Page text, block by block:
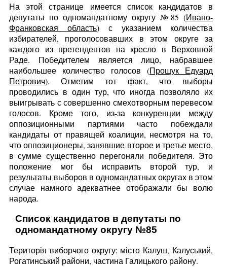
На этой странице имеется список кандидатов в
депутаты по одномандатному округу №85 (Ивано-
Франковская область) с указанием количества
избирателей, проголосовавших в этом округе за
каждого из претендентов на кресло в Верховной
Раде. Победителем является лицо, набравшее
наибольшее количество голосов (Прощук Едуард
Петрович). Отметим тот факт, что выборы
проводились в один тур, что иногда позволяло их
выигрывать с совершенно смехотворным перевесом
голосов. Кроме того, из-за конкуренции между
оппозиционными партиями часто побеждали
кандидаты от правящей коалиции, несмотря на то,
что оппозиционеры, занявшие второе и третье место,
в сумме существенно перегоняли победителя. Это
положение мог бы исправить второй тур, и
результаты выборов в одномандатных округах в этом
случае намного адекватнее отображали бы волю
народа.
Список кандидатов в депутаты по
одномандатному округу №85
Територія виборчого округу: місто Калуш, Калуський,
Рогатинський райони, частина Галицького району.